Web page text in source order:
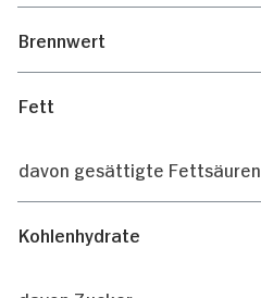
Brennwert
Fett
davon gesättigte Fettsäuren
Kohlenhydrate